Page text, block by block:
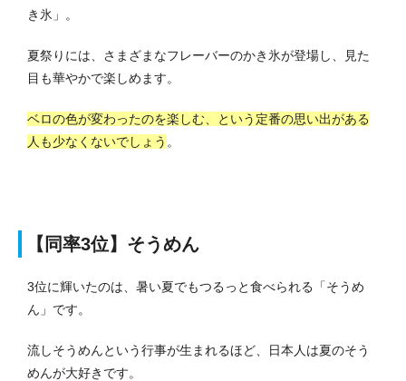
き氷」。
夏祭りには、さまざまなフレーバーのかき氷が登場し、見た
目も華やかで楽しめます。
ベロの色が変わったのを楽しむ、という定番の思い出がある
人も少なくないでしょう 。
【同率3位】そうめん
3位に輝いたのは、暑い夏でもつるっと食べられる「そうめ
ん」です。
流しそうめんという行事が生まれるほど、日本人は夏のそう
めんが大好きです。